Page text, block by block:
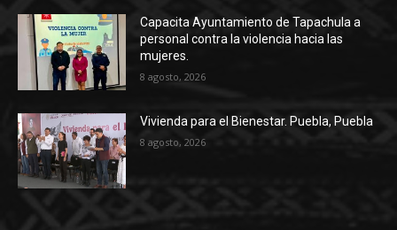
Capacita Ayuntamiento de Tapachula a
personal contra la violencia hacia las
mujeres.
8 agosto, 2026
Vivienda para el Bienestar. Puebla, Puebla
8 agosto, 2026